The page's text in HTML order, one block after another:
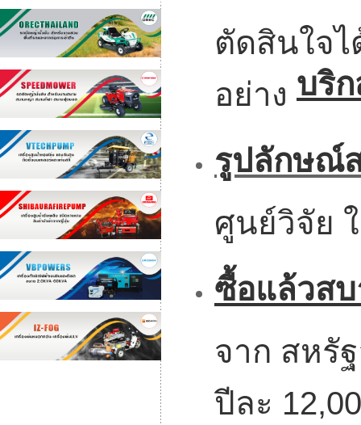
ตัดสินใจ
อย่าง บริ
รูปลักษณ์
ศูนย์วิจัย
ซื้อแล้วสบ
จาก สหรั
ปีละ